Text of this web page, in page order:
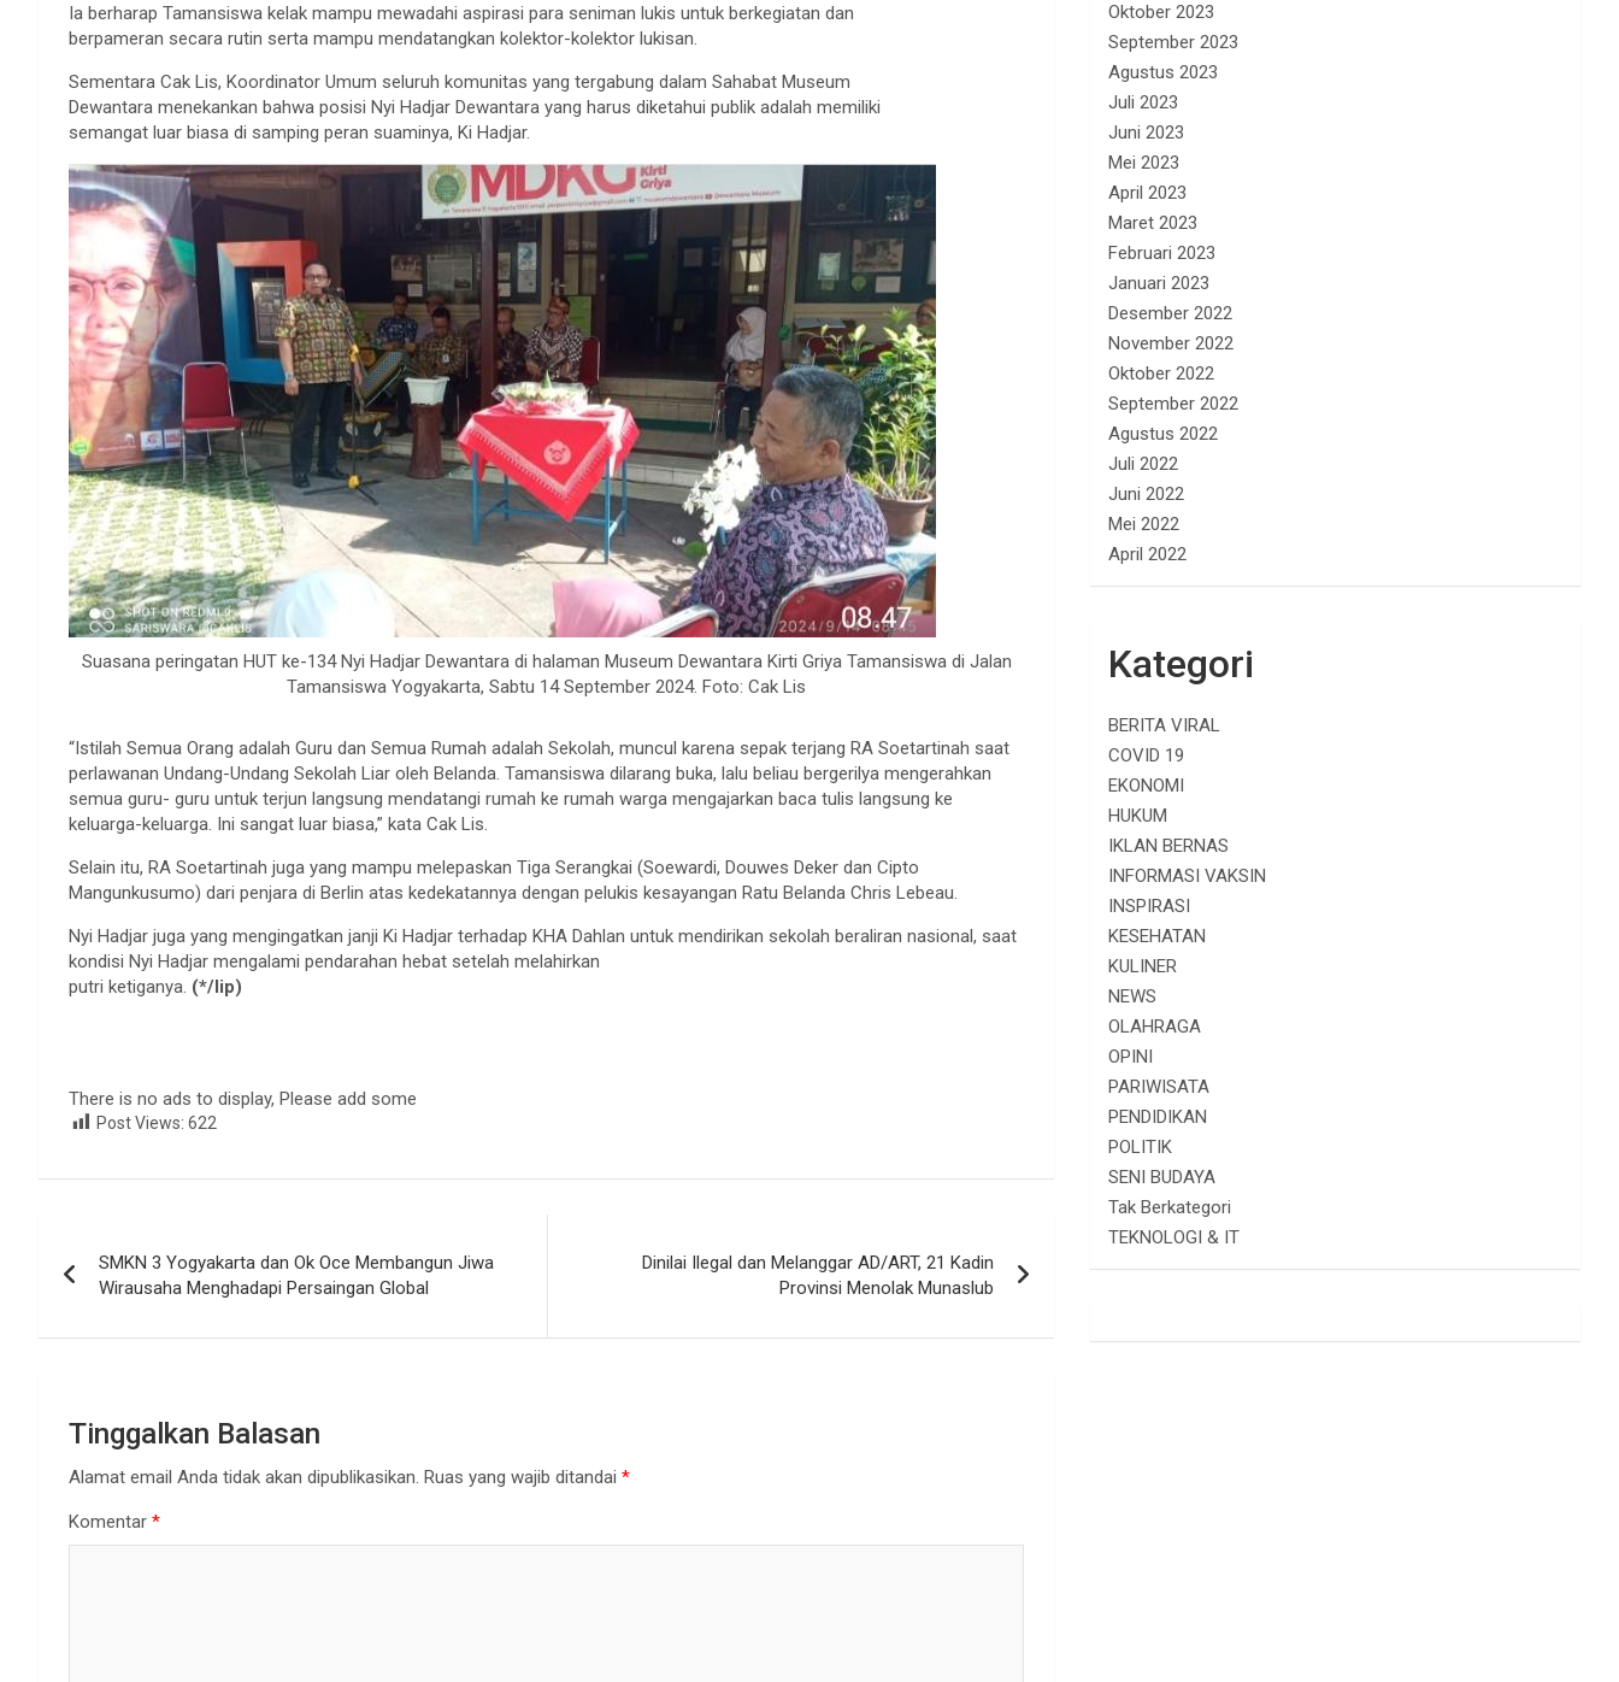
Ia berharap Tamansiswa kelak mampu mewadahi aspirasi para seniman lukis untuk berkegiatan dan
berpameran secara rutin serta mampu mendatangkan kolektor-kolektor lukisan.
Sementara Cak Lis, Koordinator Umum seluruh komunitas yang tergabung dalam Sahabat Museum
Dewantara menekankan bahwa posisi Nyi Hadjar Dewantara yang harus diketahui publik adalah memiliki
semangat luar biasa di samping peran suaminya, Ki Hadjar.
Suasana peringatan HUT ke-134 Nyi Hadjar Dewantara di halaman Museum Dewantara Kirti Griya Tamansiswa di Jalan
Tamansiswa Yogyakarta, Sabtu 14 September 2024. Foto: Cak Lis
“Istilah Semua Orang adalah Guru dan Semua Rumah adalah Sekolah, muncul karena sepak terjang RA Soetartinah saat
perlawanan Undang-Undang Sekolah Liar oleh Belanda. Tamansiswa dilarang buka, lalu beliau bergerilya mengerahkan
semua guru- guru untuk terjun langsung mendatangi rumah ke rumah warga mengajarkan baca tulis langsung ke
keluarga-keluarga. Ini sangat luar biasa,” kata Cak Lis.
Selain itu, RA Soetartinah juga yang mampu melepaskan Tiga Serangkai (Soewardi, Douwes Deker dan Cipto
Mangunkusumo) dari penjara di Berlin atas kedekatannya dengan pelukis kesayangan Ratu Belanda Chris Lebeau.
Nyi Hadjar juga yang mengingatkan janji Ki Hadjar terhadap KHA Dahlan untuk mendirikan sekolah beraliran nasional, saat
kondisi Nyi Hadjar mengalami pendarahan hebat setelah melahirkan
putri ketiganya. (*/lip)
There is no ads to display, Please add some
Post Views: 622
pos
SMKN 3 Yogyakarta dan Ok Oce Membangun Jiwa
Wirausaha Menghadapi Persaingan Global
Dinilai Ilegal dan Melanggar AD/ART, 21 Kadin
Provinsi Menolak Munaslub
Tinggalkan Balasan
Alamat email Anda tidak akan dipublikasikan. Ruas yang wajib ditandai *
Komentar *
Oktober 2023
September 2023
Agustus 2023
Juli 2023
Juni 2023
Mei 2023
April 2023
Maret 2023
Februari 2023
Januari 2023
Desember 2022
November 2022
Oktober 2022
September 2022
Agustus 2022
Juli 2022
Juni 2022
Mei 2022
April 2022
Kategori
BERITA VIRAL
COVID 19
EKONOMI
HUKUM
IKLAN BERNAS
INFORMASI VAKSIN
INSPIRASI
KESEHATAN
KULINER
NEWS
OLAHRAGA
OPINI
PARIWISATA
PENDIDIKAN
POLITIK
SENI BUDAYA
Tak Berkategori
TEKNOLOGI & IT